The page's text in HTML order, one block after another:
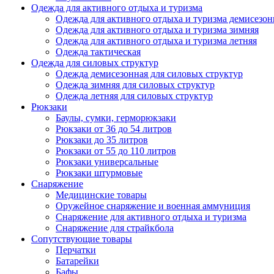
Одежда для активного отдыха и туризма
Одежда для активного отдыха и туризма
Одежда для активного отдыха и туризма зимняя
Одежда для активного отдыха и туризма летняя
Одежда тактическая
Одежда для силовых структур
Одежда демисезонная для силовых структур
Одежда зимняя для силовых структур
Одежда летняя для силовых структур
Рюкзаки
Баулы, сумки, герморюкзаки
Рюкзаки от 36 до 54 литров
Рюкзаки до 35 литров
Рюкзаки от 55 до 110 литров
Рюкзаки универсальные
Рюкзаки штурмовые
Снаряжение
Медицинские товары
Оружейное снаряжение и военная аммуниция
Снаряжение для активного отдыха и туризма
Снаряжение для страйкбола
Сопутствующие товары
Перчатки
Батарейки
Бафы